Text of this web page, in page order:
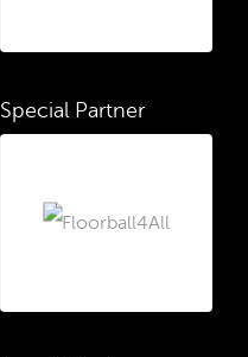
Special Partner